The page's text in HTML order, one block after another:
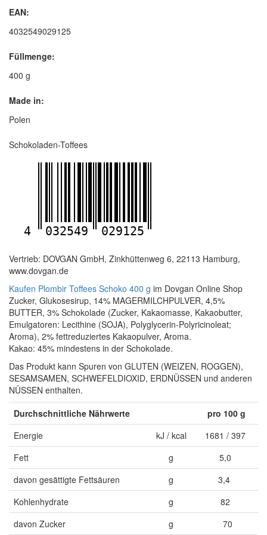
EAN:
4032549029125
Füllmenge:
400 g
Made in:
Polen
Schokoladen-Toffees
4 032549 029125
Vertrieb: DOVGAN GmbH, Zinkhüttenweg 6, 22113 Hamburg,
www.dovgan.de
Kaufen Plombir Toffees Schoko 400 g im Dovgan Online Shop
Zucker, Glukosesirup, 14% MAGERMILCHPULVER, 4,5%
BUTTER, 3% Schokolade (Zucker, Kakaomasse, Kakaobutter,
Emulgatoren: Lecithine (SOJA), Polyglycerin-Polyricinoleat;
Aroma), 2% fettreduziertes Kakaopulver, Aroma.
Kakao: 45% mindestens in der Schokolade.
Das Produkt kann Spuren von GLUTEN (WEIZEN, ROGGEN),
SESAMSAMEN, SCHWEFELDIOXID, ERDNÜSSEN und anderen
NÜSSEN enthalten.
Durchschnittliche Nährwerte
pro 100 g
Energie
kJ / kcal
1681 / 397
Fett
g
5,0
davon gesättigte Fettsäuren
g
3,4
Kohlenhydrate
g
82
davon Zucker
g 70